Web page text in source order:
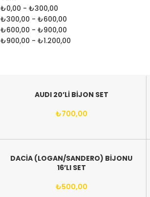
₺0,00 - ₺300,00
₺300,00 - ₺600,00
₺600,00 - ₺900,00
₺900,00 - ₺1.200,00
AUDI 20’Lİ BİJON SET
₺700,00
DACİA (LOGAN/SANDERO) BİJONU
16’LI SET
₺500,00